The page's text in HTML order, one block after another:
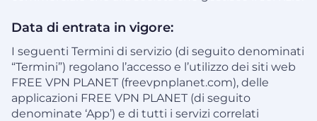
Data di entrata in vigore:
I seguenti Termini di servizio (di seguito denominati
“Termini”) regolano l’accesso e l’utilizzo dei siti web
FREE VPN PLANET (freevpnplanet.com), delle
applicazioni FREE VPN PLANET (di seguito
denominate ‘App’) e di tutti i servizi correlati